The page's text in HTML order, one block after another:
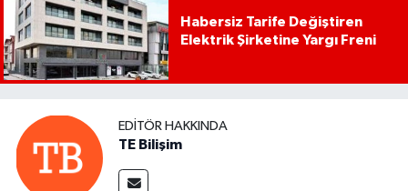
Habersiz Tarife Değiştiren
Elektrik Şirketine Yargı Freni
EDITÖR HAKKINDA
TE Bilişim